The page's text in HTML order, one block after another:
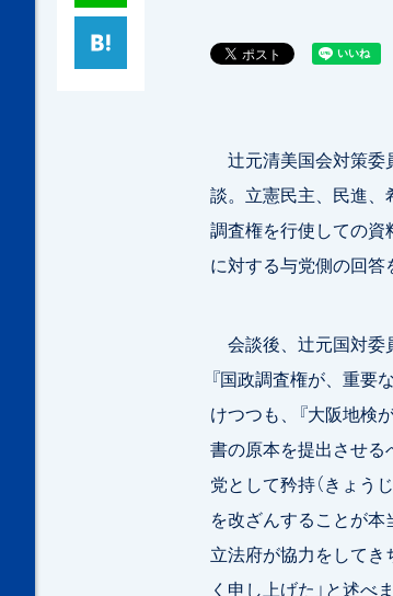
辻元清美国会対策委
談。立憲民主、民進
調査権を行使しての
に対する与党側の回答
会談後、辻元国対委
『国政調査権が、重要
けつつも、『大阪地検
書の原本を提出させる
党として矜持（きょう
を改ざんすることが本
立法府が協力をして
く申し上げた」と述べ